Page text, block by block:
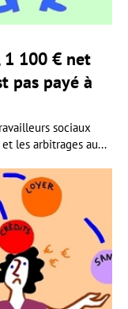
1 100 € net
pas payé à
sociaux
les arbitrages au...